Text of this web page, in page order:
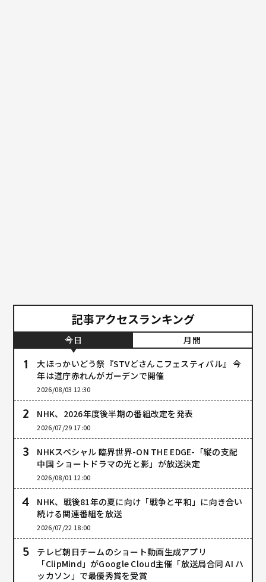
記事アクセスランキング
今日
月間
大ほっかいどう祭『STVどさんこフェスティバル』 今
年は道庁赤れんがガーデンで開催
2026/08/03 12:30
NHK、2026年度後半期の番組改定を発表
2026/07/29 17:00
NHKスペシャル 臨界世界-ON THE EDGE-「縦の支配
中国 ショートドラマの光と影」が放送決定
2026/08/01 12:00
NHK、戦後81年の夏に向け「戦争と平和」に向き合い
続ける関連番組を放送
2026/07/22 18:00
テレビ朝日チームのショート動画生成アプリ
「ClipMind」がGoogle Cloud主催「放送局合同 AI ハ
ッカソン」で最優秀賞を受賞